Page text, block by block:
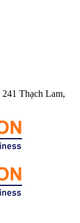
241 Thạch Lam,